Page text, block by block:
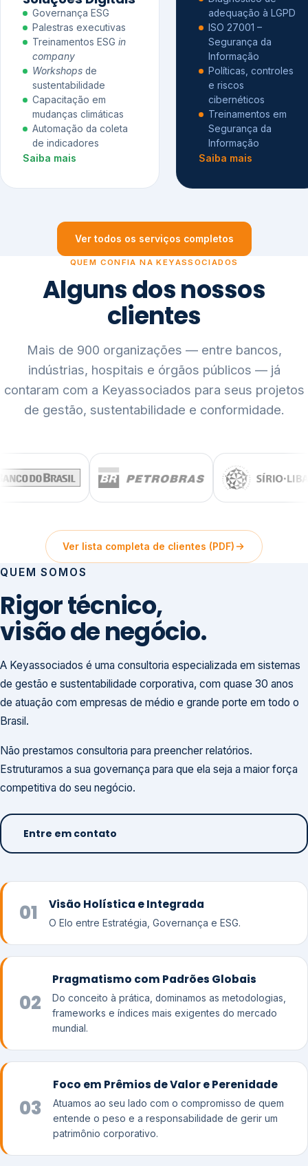
Governança ESG
Palestras executivas
Treinamentos ESG in
company
Workshops de
sustentabilidade
Capacitação em
mudanças climáticas
Automação da coleta
de indicadores
Saiba mais
adequação à LGPD
ISO 27001 –
Segurança da
Informação
Políticas, controles
e riscos
cibernéticos
Treinamentos em
Segurança da
Informação
Saiba mais
Ver todos os serviços completos
QUEM CONFIA NA KEYASSOCIADOS
Alguns dos nossos
clientes
Mais de 900 organizações — entre bancos,
indústrias, hospitais e órgãos públicos — já
contaram com a Keyassociados para seus projetos
de gestão, sustentabilidade e conformidade.
Ver lista completa de clientes (PDF)
QUEM SOMOS
Rigor técnico,
visão de negócio.
A Keyassociados é uma consultoria especializada em sistemas
de gestão e sustentabilidade corporativa, com quase 30 anos
de atuação com empresas de médio e grande porte em todo o
Brasil.
Não prestamos consultoria para preencher relatórios.
Estruturamos a sua governança para que ela seja a maior força
competitiva do seu negócio.
Entre em contato
01 Visão Holística e Integrada
O Elo entre Estratégia, Governança e ESG.
02
Pragmatismo com Padrões Globais
Do conceito à prática, dominamos as metodologias,
frameworks e índices mais exigentes do mercado
mundial.
03
Foco em Prêmios de Valor e Perenidade
Atuamos ao seu lado com o compromisso de quem
entende o peso e a responsabilidade de gerir um
patrimônio corporativo.